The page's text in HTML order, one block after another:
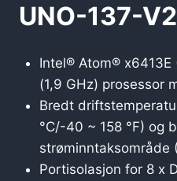
UNO-137-V2
Intel® Atom® x6413E
(1,9 GHz) prosessor
Bredt
°C/-40 ~ 158 °F) og
strøminntaksområde
Portisolasjon for 8 x